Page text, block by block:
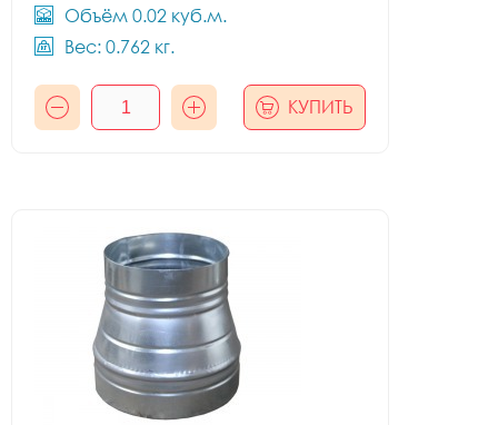
Объём 0.02 куб.м.
Вес: 0.762 кг.
КУПИТЬ